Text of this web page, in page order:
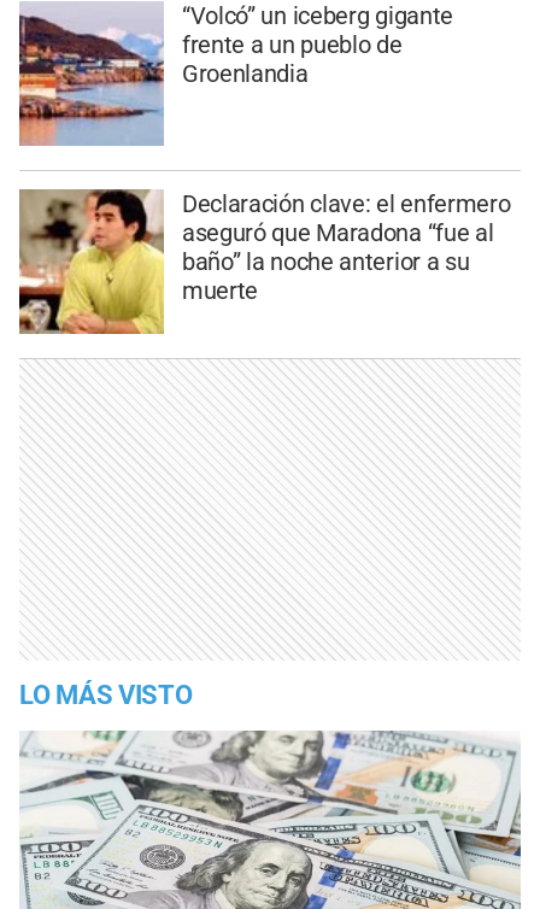
“Volcó” un iceberg gigante
frente a un pueblo de
Groenlandia
Declaración clave: el enfermero
aseguró que Maradona “fue al
baño” la noche anterior a su
muerte
LO MÁS VISTO